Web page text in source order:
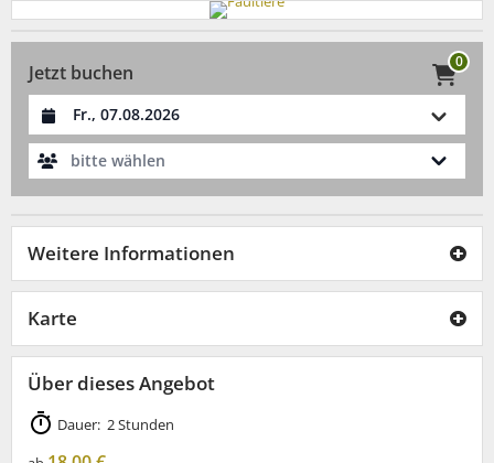
Jetzt buchen 0
Datum auswählen
bitte wählen
Weitere Informationen
Karte
Über dieses Angebot
Dauer: 2 Stunden